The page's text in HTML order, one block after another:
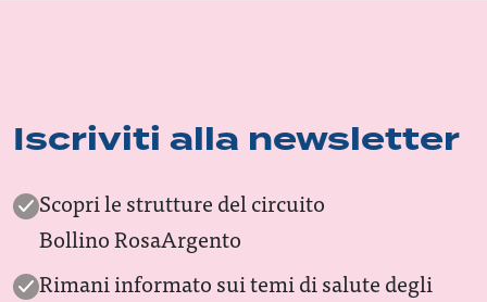
Iscriviti alla newsletter
Scopri le strutture del circuito
Bollino RosaArgento
Rimani informato sui temi di salute degli